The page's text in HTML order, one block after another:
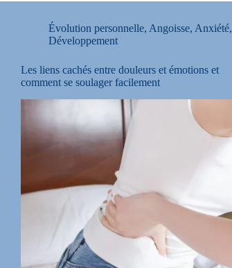
Évolution personnelle, Angoisse, Anxiété,
Développement
Les liens cachés entre douleurs et émotions et
comment se soulager facilement